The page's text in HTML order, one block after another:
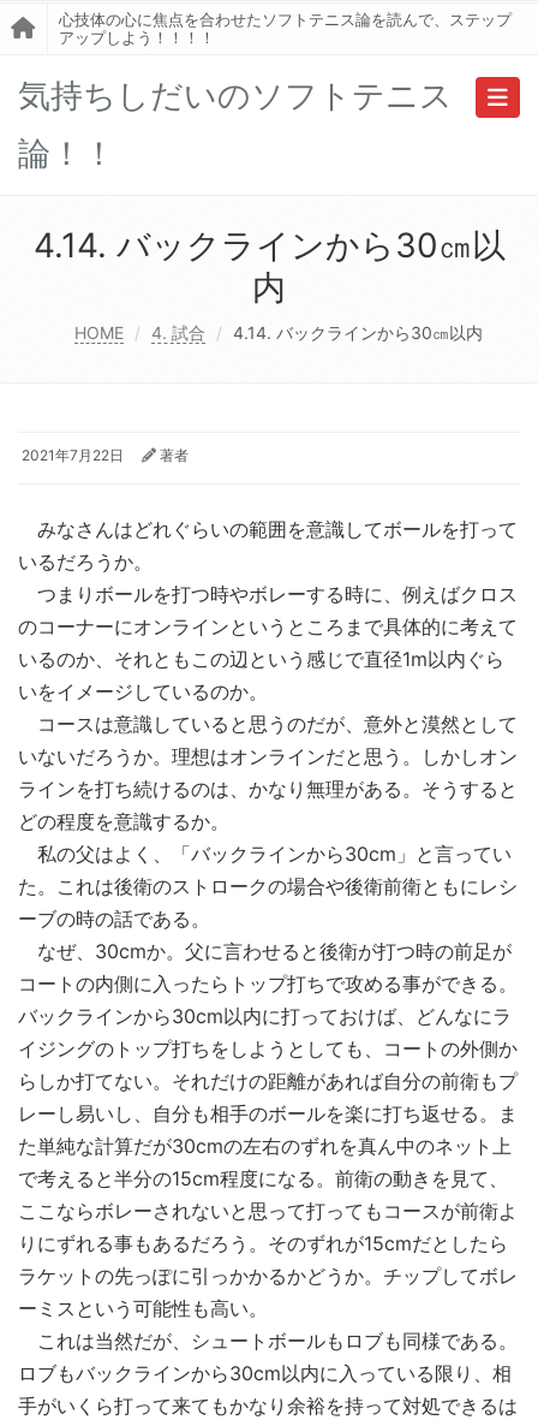
心技体の心に焦点を合わせたソフトテニス論を読んで、ステップ
アップしよう！！！！
気持ちしだいのソフトテニス
論！！
4.14. バックラインから30㎝以
内
HOME 4. 試合 4.14. バックラインから30㎝以内
2021年7月22日 著者
みなさんはどれぐらいの範囲を意識してボールを打って
いるだろうか。
つまりボールを打つ時やボレーする時に、例えばクロス
のコーナーにオンラインというところまで具体的に考えて
いるのか、それともこの辺という感じで直径1m以内ぐら
いをイメージしているのか。
コースは意識していると思うのだが、意外と漠然として
いないだろうか。理想はオンラインだと思う。しかしオン
ラインを打ち続けるのは、かなり無理がある。そうすると
どの程度を意識するか。
私の父はよく、「バックラインから30cm」と言ってい
た。これは後衛のストロークの場合や後衛前衛ともにレシ
ーブの時の話である。
なぜ、30cmか。父に言わせると後衛が打つ時の前足が
コートの内側に入ったらトップ打ちで攻める事ができる。
バックラインから30cm以内に打っておけば、どんなにラ
イジングのトップ打ちをしようとしても、コートの外側か
らしか打てない。それだけの距離があれば自分の前衛もプ
レーし易いし、自分も相手のボールを楽に打ち返せる。ま
た単純な計算だが30cmの左右のずれを真ん中のネット上
で考えると半分の15cm程度になる。前衛の動きを見て、
ここならボレーされないと思って打ってもコースが前衛よ
りにずれる事もあるだろう。そのずれが15cmだとしたら
ラケットの先っぽに引っかかるかどうか。チップしてボレ
ーミスという可能性も高い。
これは当然だが、シュートボールもロブも同様である。
ロブもバックラインから30cm以内に入っている限り、相
手がいくら打って来てもかなり余裕を持って対処できるは